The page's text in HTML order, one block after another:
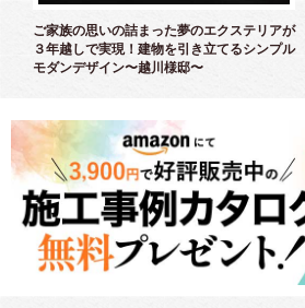
ご家族の思いの詰まった夢のエクステリアが
３年越しで実現！建物を引き立てるシンプル
モダンデザイン〜越川様邸〜